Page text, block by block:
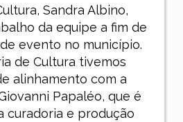
Sandra Albino,
da equipe a fim de
evento no município.
de Cultura tivemos
alinhamento com a
Papaléo, que é
curadoria e produção